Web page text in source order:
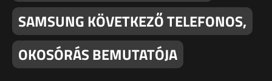
SAMSUNG KÖVETKEZŐ TELEFONOS,
OKOSÓRÁS BEMUTATÓJA